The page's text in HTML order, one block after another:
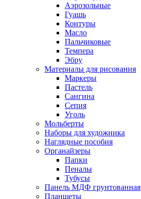
Аэрозольные
Гуашь
Контуры
Масло
Пальчиковые
Темпера
Эбру
Материалы для рисования
Маркеры
Пастель
Сангина
Сепия
Уголь
Мольберты
Наборы для художника
Наглядные пособия
Органайзеры
Папки
Пеналы
Тубусы
Панель МДФ грунтованная
Планшеты